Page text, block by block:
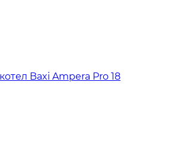
Baxi Ampera Pro 18